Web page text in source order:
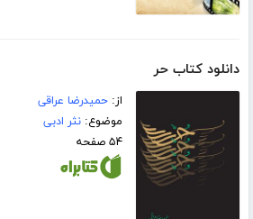
دانلود کتاب حر
از:حمیدرضا عراقی
موضوع:نثر ادبی
۵۴ صفحه